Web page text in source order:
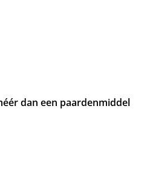
dan een paardenmiddel